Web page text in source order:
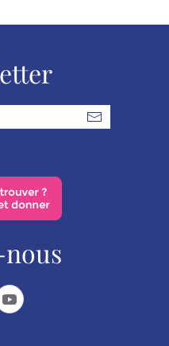
, l'intrattenimento
sempre.